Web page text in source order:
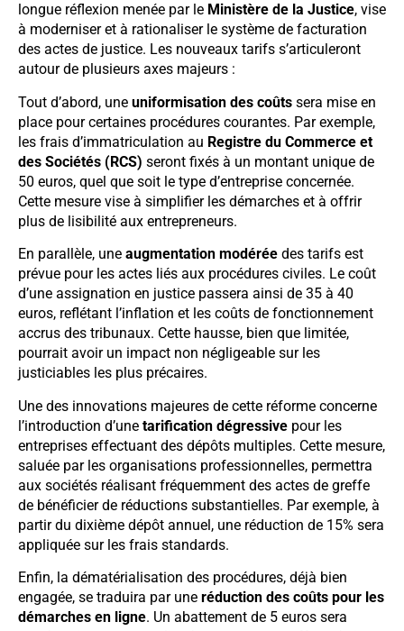
longue réflexion menée par le Ministère de la Justice, vise
à moderniser et à rationaliser le système de facturation
des actes de justice. Les nouveaux tarifs s’articuleront
autour de plusieurs axes majeurs :
Tout d’abord, une uniformisation des coûts sera mise en
place pour certaines procédures courantes. Par exemple,
les frais d’immatriculation au Registre du Commerce et
des Sociétés (RCS) seront fixés à un montant unique de
50 euros, quel que soit le type d’entreprise concernée.
Cette mesure vise à simplifier les démarches et à offrir
plus de lisibilité aux entrepreneurs.
En parallèle, une augmentation modérée des tarifs est
prévue pour les actes liés aux procédures civiles. Le coût
d’une assignation en justice passera ainsi de 35 à 40
euros, reflétant l’inflation et les coûts de fonctionnement
accrus des tribunaux. Cette hausse, bien que limitée,
pourrait avoir un impact non négligeable sur les
justiciables les plus précaires.
Une des innovations majeures de cette réforme concerne
l’introduction d’une tarification dégressive pour les
entreprises effectuant des dépôts multiples. Cette mesure,
saluée par les organisations professionnelles, permettra
aux sociétés réalisant fréquemment des actes de greffe
de bénéficier de réductions substantielles. Par exemple, à
partir du dixième dépôt annuel, une réduction de 15% sera
appliquée sur les frais standards.
Enfin, la dématérialisation des procédures, déjà bien
engagée, se traduira par une réduction des coûts pour les
démarches en ligne. Un abattement de 5 euros sera